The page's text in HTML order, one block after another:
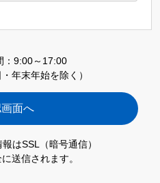
：9:00～17:00
年末年始を除く）
はSSL（暗号通信）
送信されます。